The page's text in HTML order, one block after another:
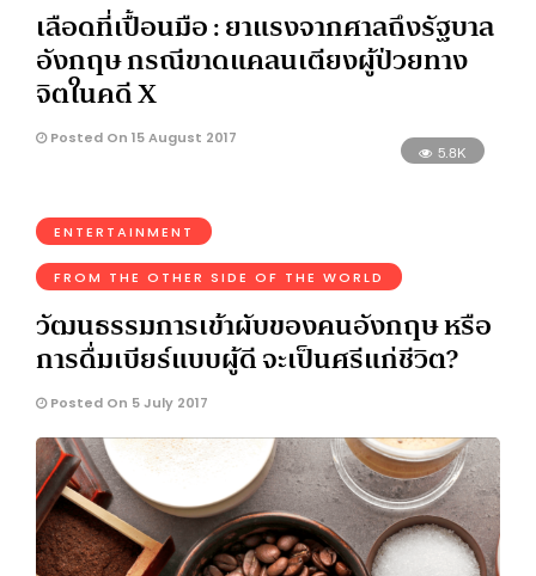
เลือดที่เปื้อนมือ : ยาแรงจากศาลถึงรัฐบาล
อังกฤษ กรณีขาดแคลนเตียงผู้ป่วยทาง
จิตในคดี X
Posted On 15 August 2017
5.8K
ENTERTAINMENT
FROM THE OTHER SIDE OF THE WORLD
วัฒนธรรมการเข้าผับของคนอังกฤษ หรือ
การดื่มเบียร์แบบผู้ดี จะเป็นศรีแก่ชีวิต?
Posted On 5 July 2017